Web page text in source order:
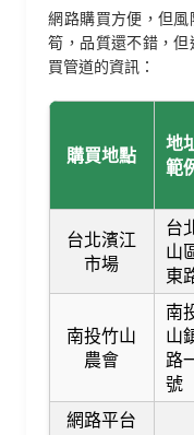
網路購買方便，但
筍，品質還不錯，
買管道的資訊：
購買地點
地
範
台北濱江
市場
台
山
東
南投竹山
農會
南
山
路
號
網路平台